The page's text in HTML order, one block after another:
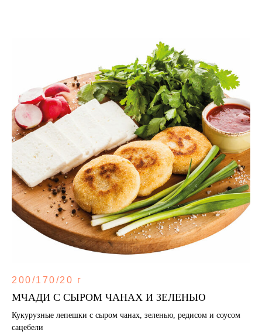
200/170/20 г
МЧАДИ С СЫРОМ ЧАНАХ И ЗЕЛЕНЬЮ
Кукурузные лепешки с сыром чанах, зеленью, редисом и соусом
сацебели